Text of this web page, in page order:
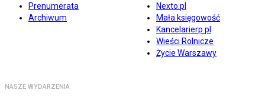
Prenumerata
Archiwum
Nexto.pl
Mała księgowość
Kancelarierp.pl
Wieści Rolnicze
Życie Warszawy
NASZE WYDARZENIA